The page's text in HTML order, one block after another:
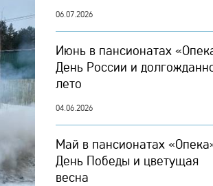
06.07.2026
Июнь в пансионатах
День России и
лето
04.06.2026
Май в пансионатах
День Победы и цветущая
весна